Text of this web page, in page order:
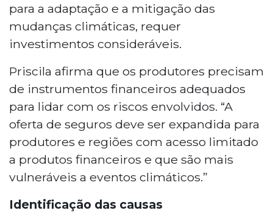
para a adaptação e a mitigação das
mudanças climáticas, requer
investimentos consideráveis.
Priscila afirma que os produtores precisam
de instrumentos financeiros adequados
para lidar com os riscos envolvidos. “A
oferta de seguros deve ser expandida para
produtores e regiões com acesso limitado
a produtos financeiros e que são mais
vulneráveis a eventos climáticos.”
Identificação das causas